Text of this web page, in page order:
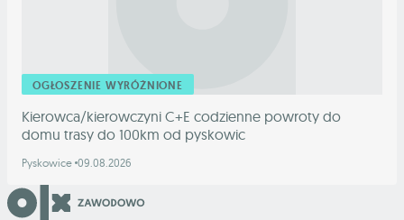
OGŁOSZENIE WYRÓŻNIONE
Kierowca/kierowczyni C+E codzienne powroty do
domu trasy do 100km od pyskowic
Pyskowice 09.08.2026